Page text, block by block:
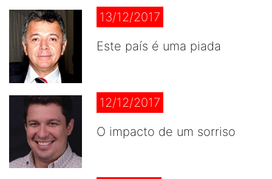
13/12/2017
Este país é uma piada
12/12/2017
O impacto de um sorriso